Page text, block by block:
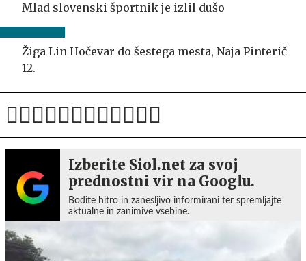
Mlad slovenski športnik je izlil dušo
Žiga Lin Hočevar do šestega mesta, Naja Pinterič
12.
Izberite Siol.net za svoj
prednostni vir na Googlu.
Bodite hitro in zanesljivo informirani ter spremljajte
aktualne in zanimive vsebine.